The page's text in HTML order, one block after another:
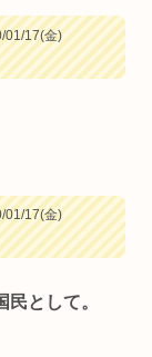
01/17(金)
01/17(金)
として。